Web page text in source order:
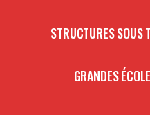
STRUCTURES SOUS
GRANDES